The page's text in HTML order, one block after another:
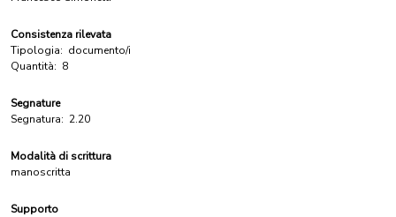
Consistenza rilevata
Tipologia: documento/i
Quantità: 8
Segnature
Segnatura: 2.20
Modalità di scrittura
manoscritta
Supporto